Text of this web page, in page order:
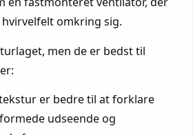
omkring sig.
men de er bedst til
er bedre til at forklare
udseende og